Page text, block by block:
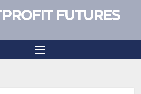
FUTURES